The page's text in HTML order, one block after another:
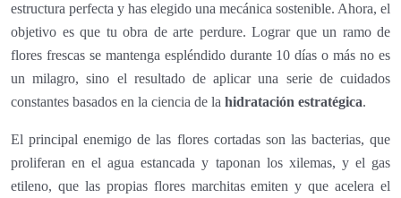
estructura perfecta y has elegido una mecánica sostenible. Ahora, el
objetivo es que tu obra de arte perdure. Lograr que un ramo de
flores frescas se mantenga espléndido durante 10 días o más no es
un milagro, sino el resultado de aplicar una serie de cuidados
constantes basados en la ciencia de la hidratación estratégica.
El principal enemigo de las flores cortadas son las bacterias, que
proliferan en el agua estancada y taponan los xilemas, y el gas
etileno, que las propias flores marchitas emiten y que acelera el